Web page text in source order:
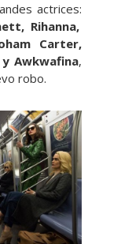
actrices:
Rihanna,
Carter,
y Awkwafina,
robo.